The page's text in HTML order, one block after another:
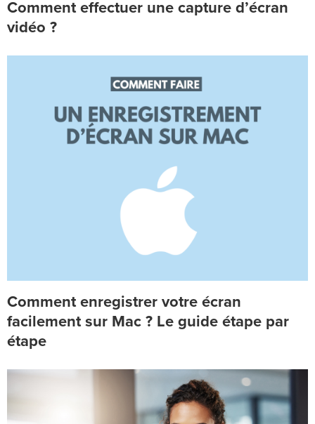
Comment effectuer une capture d’écran
vidéo ?
Comment enregistrer votre écran
facilement sur Mac ? Le guide étape par
étape